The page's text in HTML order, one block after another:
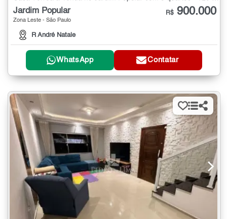
Jardim Popular
Zona Leste - São Paulo
R André Natale
R$ 900.000
WhatsApp Contatar